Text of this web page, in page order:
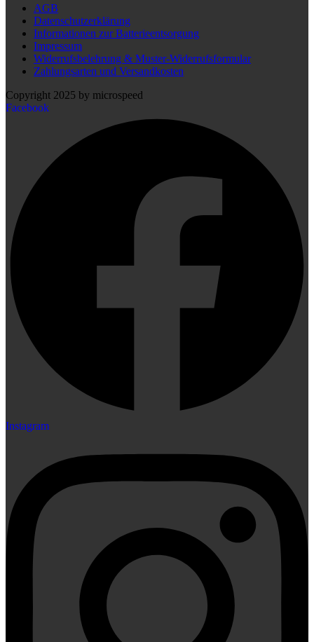
AGB
Datenschutzerklärung
Informationen zur Batterieentsorgung
Impressum
Widerrufsbelehrung & Muster-Widerrufsformular
Zahlungsarten und Versandkosten
Copyright 2025 by microspeed
Facebook
Instagram